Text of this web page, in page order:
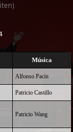
Música
Alfonso Pacín
Patricio Castillo
Patricio Wang